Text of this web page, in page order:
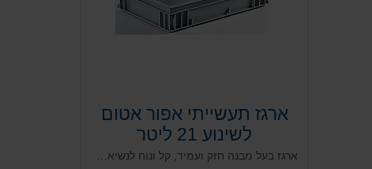
ארגז תעשייתי אפור אטום
לשינוע 21 ליטר